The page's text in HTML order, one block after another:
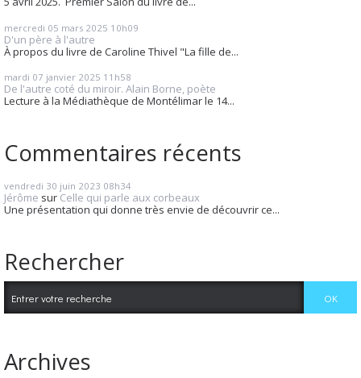
mercredi 05 mars 2025 10h09
D'un père à l'autre
À propos du livre de Caroline Thivel "La fille de...
mardi 07 janvier 2025 11h58
De l'autre coté du miroir. Alain Borne, poète
Lecture à la Médiathèque de Montélimar le 14...
Commentaires récents
vendredi 30 juin 2023 08h34
Jérôme sur Celle qui parle aux corbeaux
Une présentation qui donne très envie de découvrir ce...
Rechercher
Archives